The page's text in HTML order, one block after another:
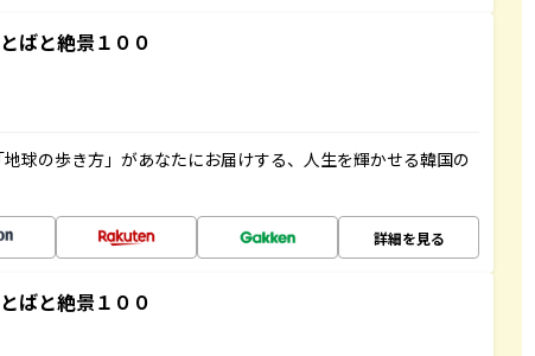
ばと絶景１００
球の歩き方」があなたにお届けする、人生を輝かせる韓国の
詳細を見る
ばと絶景１００